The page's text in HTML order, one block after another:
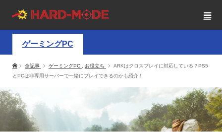
ゲーミングPC
全記事 ゲーミングPC お役立ち
ARKはクロスプレイに対応している？PS5
とPCは非専用サーバーで一緒にプレイできるのかも紹介！